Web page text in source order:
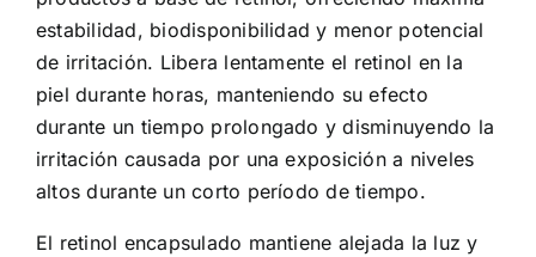
estabilidad, biodisponibilidad y menor potencial
de irritación. Libera lentamente el retinol en la
piel durante horas, manteniendo su efecto
durante un tiempo prolongado y disminuyendo la
irritación causada por una exposición a niveles
altos durante un corto período de tiempo.
El retinol encapsulado mantiene alejada la luz y